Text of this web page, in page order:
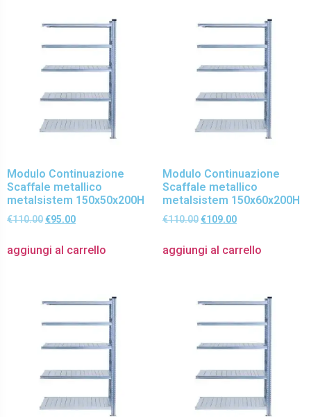
Modulo Continuazione
Scaffale metallico
metalsistem 150x50x200H
€110.00 €95.00
aggiungi al carrello
Modulo Continuazione
Scaffale metallico
metalsistem 150x60x200H
€110.00 €109.00
aggiungi al carrello